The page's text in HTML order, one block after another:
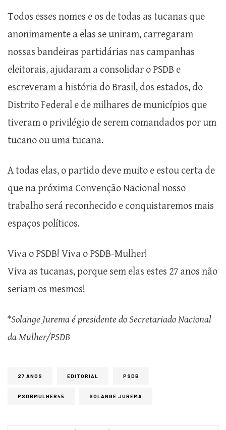
Todos esses nomes e os de todas as tucanas que
anonimamente a elas se uniram, carregaram
nossas bandeiras partidárias nas campanhas
eleitorais, ajudaram a consolidar o PSDB e
escreveram a história do Brasil, dos estados, do
Distrito Federal e de milhares de municípios que
tiveram o privilégio de serem comandados por um
tucano ou uma tucana.
A todas elas, o partido deve muito e estou certa de
que na próxima Convenção Nacional nosso
trabalho será reconhecido e conquistaremos mais
espaços políticos.
Viva o PSDB! Viva o PSDB-Mulher!
Viva as tucanas, porque sem elas estes 27 anos não
seriam os mesmos!
*Solange Jurema é presidente do Secretariado Nacional
da Mulher/PSDB
27 ANOS EDITORIAL PSDB
PSDBMULHER45 SOLANGE JUREMA